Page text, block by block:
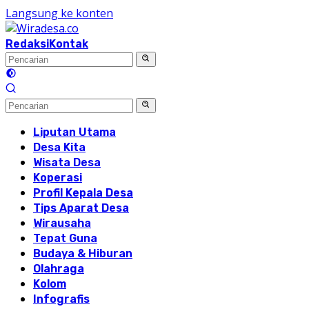
Langsung ke konten
RedaksiKontak
Liputan Utama
Desa Kita
Wisata Desa
Koperasi
Profil Kepala Desa
Tips Aparat Desa
Wirausaha
Tepat Guna
Budaya & Hiburan
Olahraga
Kolom
Infografis